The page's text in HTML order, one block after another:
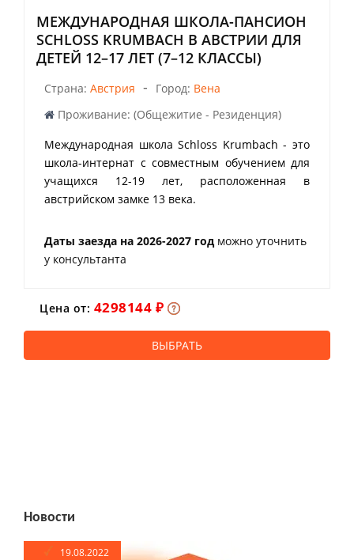
МЕЖДУНАРОДНАЯ ШКОЛА-ПАНСИОН
SCHLOSS KRUMBACH В АВСТРИИ ДЛЯ
ДЕТЕЙ 12–17 ЛЕТ (7–12 КЛАССЫ)
Страна: Австрия - Город: Вена
Проживание: (Общежитие - Резиденция)
Международная школа Schloss Krumbach - это
школа-интернат с совместным обучением для
учащихся 12-19 лет, расположенная в
австрийском замке 13 века.
Даты заезда на 2026-2027 год можно уточнить
у консультанта
Цена от: 4298144 ₽
ВЫБРАТЬ
Новости
19.08.2022